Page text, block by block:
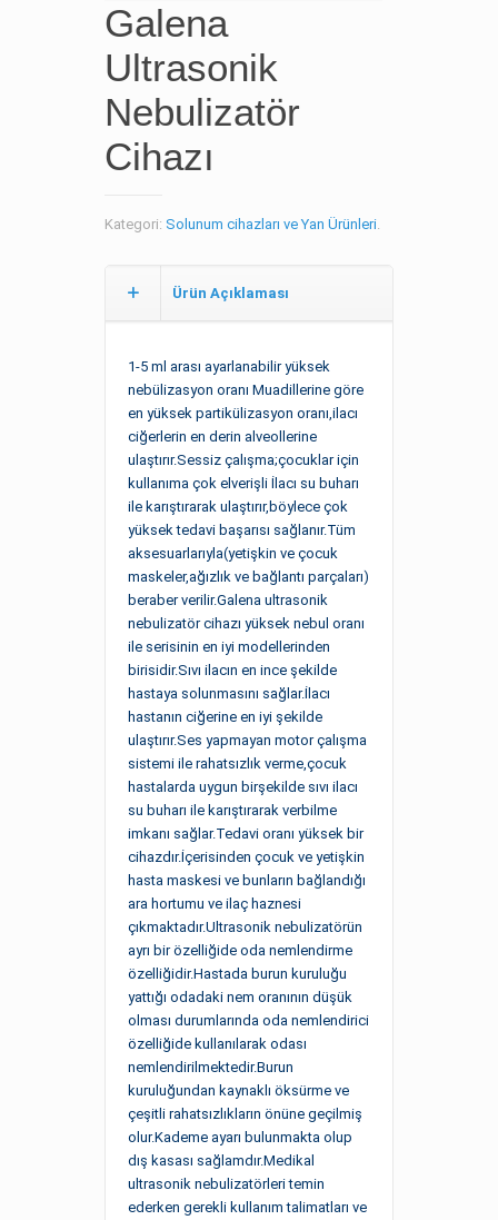
Galena
Ultrasonik
Nebulizatör
Cihazı
Kategori: Solunum cihazları ve Yan Ürünleri.
Ürün Açıklaması
1-5 ml arası ayarlanabilir yüksek
nebülizasyon oranı Muadillerine göre
en yüksek partikülizasyon oranı,ilacı
ciğerlerin en derin alveollerine
ulaştırır.Sessiz çalışma;çocuklar için
kullanıma çok elverişli İlacı su buharı
ile karıştırarak ulaştırır,böylece çok
yüksek tedavi başarısı sağlanır.Tüm
aksesuarlarıyla(yetişkin ve çocuk
maskeler,ağızlık ve bağlantı parçaları)
beraber verilir.Galena ultrasonik
nebulizatör cihazı yüksek nebul oranı
ile serisinin en iyi modellerinden
birisidir.Sıvı ilacın en ince şekilde
hastaya solunmasını sağlar.İlacı
hastanın ciğerine en iyi şekilde
ulaştırır.Ses yapmayan motor çalışma
sistemi ile rahatsızlık verme,çocuk
hastalarda uygun birşekilde sıvı ilacı
su buharı ile karıştırarak verbilme
imkanı sağlar.Tedavi oranı yüksek bir
cihazdır.İçerisinden çocuk ve yetişkin
hasta maskesi ve bunların bağlandığı
ara hortumu ve ilaç haznesi
çıkmaktadır.Ultrasonik nebulizatörün
ayrı bir özelliğide oda nemlendirme
özelliğidir.Hastada burun kuruluğu
yattığı odadaki nem oranının düşük
olması durumlarında oda nemlendirici
özelliğide kullanılarak odası
nemlendirilmektedir.Burun
kuruluğundan kaynaklı öksürme ve
çeşitli rahatsızlıkların önüne geçilmiş
olur.Kademe ayarı bulunmakta olup
dış kasası sağlamdır.Medikal
ultrasonik nebulizatörleri temin
ederken gerekli kullanım talimatları ve